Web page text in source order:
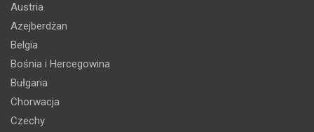
Austria
Azejberdżan
Belgia
Bośnia i Hercegowina
Bułgaria
Chorwacja
Czechy